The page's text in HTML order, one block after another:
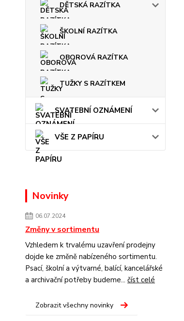
DĚTSKÁ RAZÍTKA
ŠKOLNÍ RAZÍTKA
OBOROVÁ RAZÍTKA
TUŽKY S RAZÍTKEM
SVATEBNÍ OZNÁMENÍ
VŠE Z PAPÍRU
Novinky
06.07.2024
Změny v sortimentu
Vzhledem k trvalému uzavření prodejny
dojde ke změně nabízeného sortimentu.
Psací, školní a výtvarné, balící, kancelářské
a archivační potřeby budeme... číst celé
Zobrazit všechny novinky